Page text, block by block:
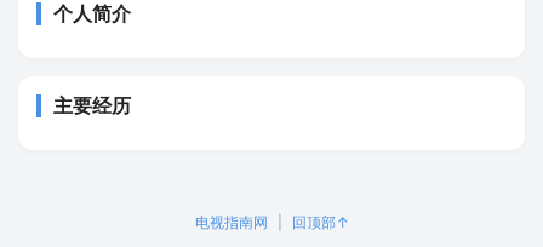
个人简介
主要经历
电视指南网 回顶部↑